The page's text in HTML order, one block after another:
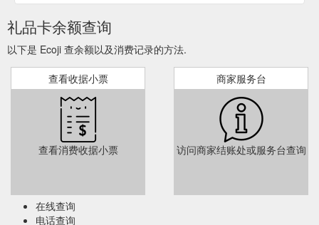
礼品卡余额查询
以下是 Ecoji 查余额以及消费记录的方法.
查看收据小票
查看消费收据小票
商家服务台
访问商家结账处或服务台查询
在线查询
电话查询